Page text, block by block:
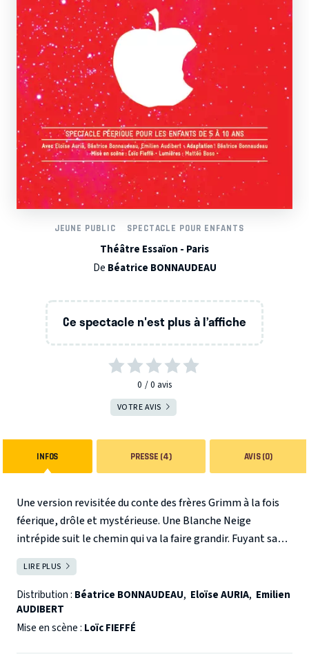
JEUNE PUBLIC SPECTACLE POUR ENFANTS
Théâtre Essaïon - Paris
De Béatrice BONNAUDEAU
Ce spectacle n'est plus à l’affiche
0 0 avis
VOTRE AVIS
INFOS PRESSE (4) AVIS (0)
Une version revisitée du conte des frères Grimm à la fois
féerique, drôle et mystérieuse. Une Blanche Neige
intrépide suit le chemin qui va la faire grandir. Fuyant sa
belle mère cruelle, elle traverse le Bois des Sortilèges.
Elle y découvre un monde féerique où elle va vivre des
aventures extraordinaires. Parviendra-t-elle à triompher
de ses peurs, à choisir sa destinée et à rencontrer l'amour
?Une adaptation libre du conte des Frères Grimm.
LIRE PLUS
Distribution : Béatrice BONNAUDEAU, Eloïse AURIA, Emilien
AUDIBERT
Mise en scène : Loïc FIEFFÉ